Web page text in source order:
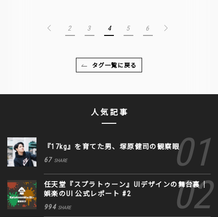
2 3 4 5 6
タグ一覧に戻る
人気記事
『17kg』を育てた男、塚原健司の観察眼
67 SHARE
任天堂『スプラトゥーン』UIデザインの舞台裏｜
娯楽のUI 公式レポート #2
994 SHARE